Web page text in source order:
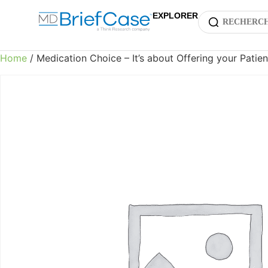
EXPLORER
Home / Medication Choice – It’s about Offering your